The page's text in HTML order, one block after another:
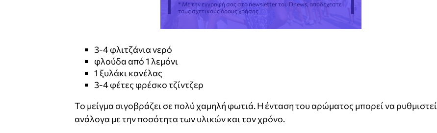
* Με την εγγραφή σας στο newsletter του Dnews, αποδέχεστε
τους σχετικούς όρους χρήσης
3-4 φλιτζάνια νερό
φλούδα από 1 λεμόνι
1 ξυλάκι κανέλας
3-4 φέτες φρέσκο τζίντζερ
Το μείγμα σιγοβράζει σε πολύ χαμηλή φωτιά. Η ένταση του αρώματος μπορεί να ρυθμιστεί
ανάλογα με την ποσότητα των υλικών και τον χρόνο.